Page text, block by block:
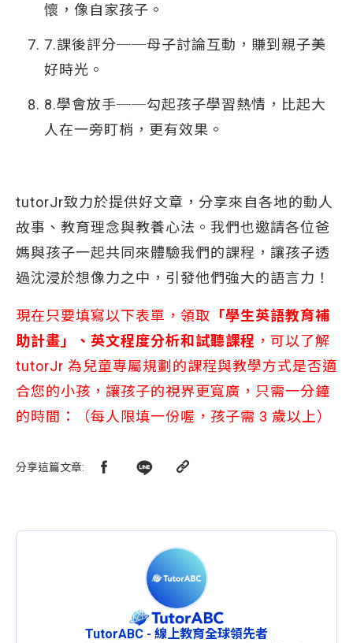
懷，像自家孩子。
7.課後評分──母子討論互動，賺到親子美
好時光。
8.學會放手──勾起孩子學習熱情，比起大
人在一旁盯梢，更有效果。
tutorJr致力於提供好文章，分享來自各地的動人
故事、教育理念與教養心法。我們也邀請各位爸
媽與孩子一起共同來體驗我們的課程，讓孩子透
過沈浸於想像力之中，引發他們強大的語言力！
現在只要填寫以下表單，領取 「學生英語教育補
助計畫」、英文程度分析和試聽課程 ，可以了解
tutorJr 為兒童專屬規劃的課程與教學方式是否適
合您的小孩，讓孩子的視界更寬廣，只需一分鐘
的時間：（每人限填一份喔，孩子需 3 歲以上）
分享這篇文章:
TutorABC - 線上教育全球領先者